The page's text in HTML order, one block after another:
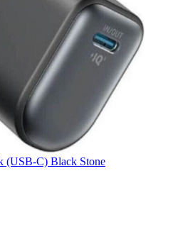
(USB-C) Black Stone